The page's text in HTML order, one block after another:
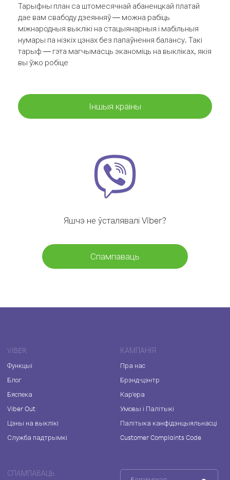
Тарыфны план са штомесячнай абаненцкай платай
дае вам свабоду дзеянняў — можна рабіць
міжнародныя выклікі на стацыянарныя і мабільныя
нумары па нізкіх цэнах без папаўнення балансу. Такі
тарыф — гэта магчымасць эканоміць на выкліках, якія
вы ўжо робіце
Іншыя краіны
Яшчэ не ўсталявалі Viber?
Спампаваць
VIBER
Функцыі
Блог
Бяспека
Viber Out
Цэны на выклікі
Служба падтрымкі
КАМПАНІЯ
Пра нас
Брэнд-цэнтр
Кар'ера
Умовы і Палітыкі
Палітыка канфідэнцыяльнасці
Customer Complaints Code
СПАМПАВАЦЬ